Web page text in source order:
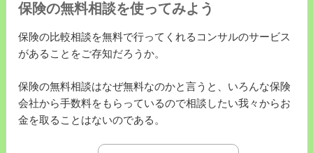
保険の無料相談を使ってみよう
保険の比較相談を無料で行ってくれるコンサルのサービス
があることをご存知だろうか。
保険の無料相談はなぜ無料なのかと言うと、いろんな保険
会社から手数料をもらっているので相談したい我々からお
金を取ることはないのである。